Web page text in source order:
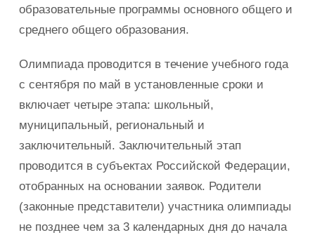
образовательные программы основного общего и
среднего общего образования.
Олимпиада проводится в течение учебного года
с сентября по май в установленные сроки и
включает четыре этапа: школьный,
муниципальный, региональный и
заключительный. Заключительный этап
проводится в субъектах Российской Федерации,
отобранных на основании заявок. Родители
(законные представители) участника олимпиады
не позднее чем за 3 календарных дня до начала